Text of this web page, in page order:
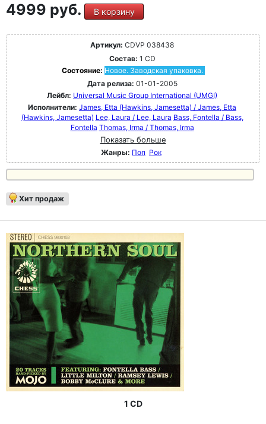
4999 руб. В корзину
Артикул: CDVP 038438
Состав: 1 CD
Состояние: Новое. Заводская упаковка.
Дата релиза: 01-01-2005
Лейбл: Universal Music Group International (UMGI)
Исполнители: James, Etta (Hawkins, Jamesetta) / James, Etta
(Hawkins, Jamesetta) Lee, Laura / Lee, Laura Bass, Fontella / Bass,
Fontella Thomas, Irma / Thomas, Irma
Показать больше
Жанры: Поп Рок
Хит продаж
1 CD